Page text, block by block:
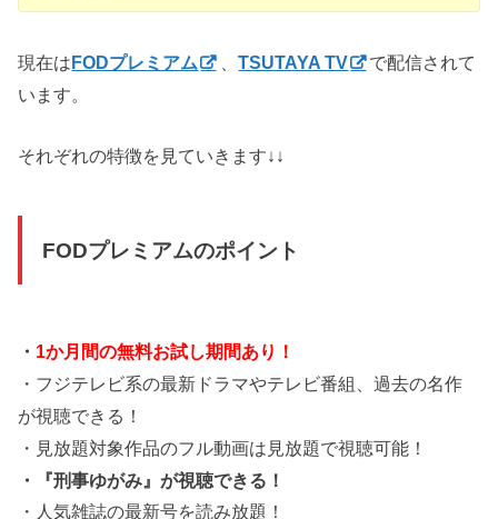
現在は FODプレミアム 、TSUTAYA TV
で配信されて
います。
それぞれの特徴を見ていきます↓↓
FODプレミアムのポイント
・ 1か月間の無料お試し期間あり！
・フジテレビ系の最新ドラマやテレビ番組、過去の名作
が視聴できる！
・見放題対象作品のフル動画は見放題で視聴可能！
・『刑事ゆがみ』が視聴できる！
・人気雑誌の最新号を読み放題！